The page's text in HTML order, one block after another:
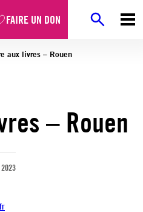
FAIRE UN DON
aux livres – Rouen
– Rouen